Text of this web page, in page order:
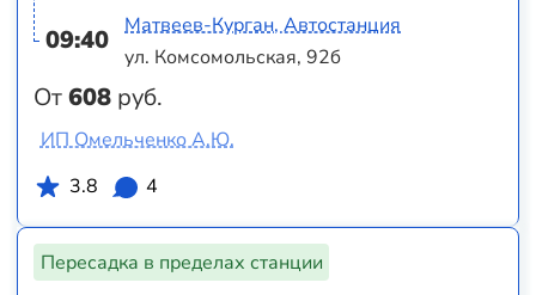
09:40
От608 руб.
Матвеев-Курган, Автостанция
ул. Комсомольская, 92б
ИП Омельченко А.Ю.
3.8
4
Пересадка в пределах станции